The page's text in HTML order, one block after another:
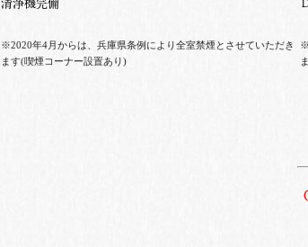
※2020年4月からは、兵庫県条例により全室禁煙とさせていただき
ます(喫煙コーナー設置あり)